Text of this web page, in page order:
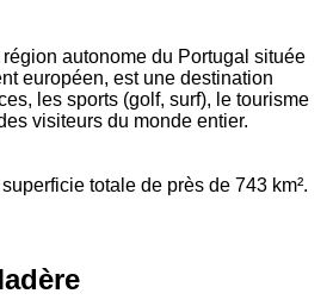
autonome du Portugal située
européen, est une destination
les sports (golf, surf), le tourisme
visiteurs du monde entier.
totale de près de 743 km².